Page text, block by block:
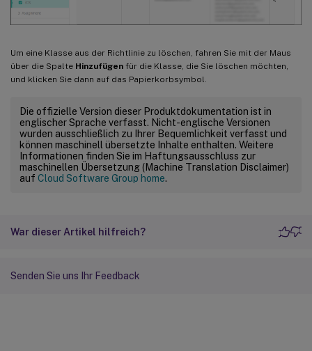
Um eine Klasse aus der Richtlinie zu löschen, fahren Sie mit der Maus
über die Spalte Hinzufügen für die Klasse, die Sie löschen möchten,
und klicken Sie dann auf das Papierkorbsymbol.
Die offizielle Version dieser Produktdokumentation ist in
englischer Sprache verfasst. Nicht-englische Versionen
wurden ausschließlich zu Ihrer Bequemlichkeit verfasst und
können maschinell übersetzte Inhalte enthalten. Weitere
Informationen finden Sie im Haftungsausschluss zur
maschinellen Übersetzung (Machine Translation Disclaimer)
auf Cloud Software Group home.
War dieser Artikel hilfreich?
Senden Sie uns Ihr Feedback